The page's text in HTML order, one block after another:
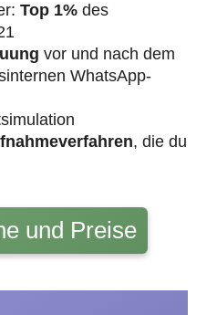
Top 1% des
vor und nach dem
WhatsApp-
, die du
und Preise